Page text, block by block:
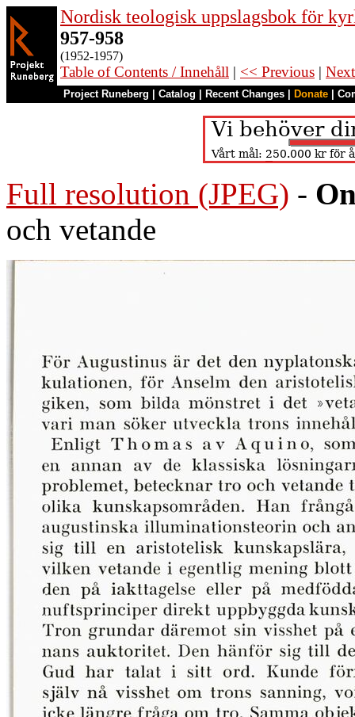
Nordisk teologisk uppslagsbok för
957-958
(1952-1957)
Table of Contents / Innehåll | << Previous |
Project Runeberg Catalog Recent Changes Donate
Full resolution (JPEG) -
och vetande